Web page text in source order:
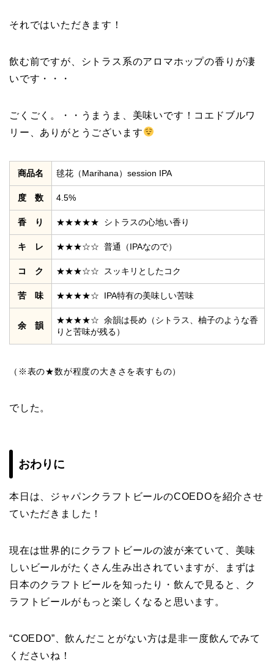
それではいただきます！
飲む前ですが、シトラス系のアロマホップの香りが凄
いです・・・
ごくごく。・・うまうま、美味いです！コエドブルワ
リー、ありがとうございます
商品名 毬花（Marihana）session IPA
度 数 4.5%
香 り ★★★★★ シトラスの心地い香り
キ レ ★★★☆☆ 普通（IPAなので）
コ ク ★★★☆☆ スッキリとしたコク
苦 味 ★★★★☆ IPA特有の美味しい苦味
余 韻
★★★★☆ 余韻は長め（シトラス、柚子のような香
りと苦味が残る）
（※表の★数が程度の大きさを表すもの）
でした。
おわりに
本日は、ジャパンクラフトビールのCOEDOを紹介させ
ていただきました！
現在は世界的にクラフトビールの波が来ていて、美味
しいビールがたくさん生み出されていますが、まずは
日本のクラフトビールを知ったり・飲んで見ると、ク
ラフトビールがもっと楽しくなると思います。
“COEDO”、飲んだことがない方は是非一度飲んでみて
くださいね！